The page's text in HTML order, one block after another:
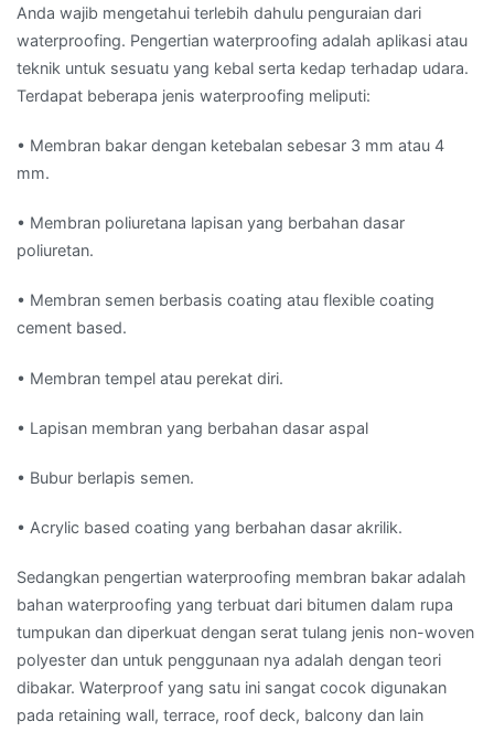
Anda wajib mengetahui terlebih dahulu penguraian dari
waterproofing. Pengertian waterproofing adalah aplikasi atau
teknik untuk sesuatu yang kebal serta kedap terhadap udara.
Terdapat beberapa jenis waterproofing meliputi:
• Membran bakar dengan ketebalan sebesar 3 mm atau 4
mm.
• Membran poliuretana lapisan yang berbahan dasar
poliuretan.
• Membran semen berbasis coating atau flexible coating
cement based.
• Membran tempel atau perekat diri.
• Lapisan membran yang berbahan dasar aspal
• Bubur berlapis semen.
• Acrylic based coating yang berbahan dasar akrilik.
Sedangkan pengertian waterproofing membran bakar adalah
bahan waterproofing yang terbuat dari bitumen dalam rupa
tumpukan dan diperkuat dengan serat tulang jenis non-woven
polyester dan untuk penggunaan nya adalah dengan teori
dibakar. Waterproof yang satu ini sangat cocok digunakan
pada retaining wall, terrace, roof deck, balcony dan lain